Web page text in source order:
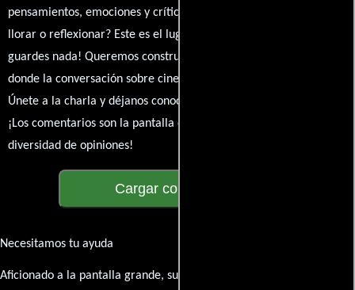
pensamientos, emociones y críticas sobre S.W.A.T.. ¿Te hizo reír,
llorar o reflexionar? Este es el lugar para expresarlo. ¡No te
guardes nada! Queremos construir una comunidad apasionada
donde la conversación sobre cine y series nunca se detenga.
Únete a la charla y déjanos conocer tu mundo cinematográfico.
¡Los comentarios son la pantalla donde se proyecta nuestra
diversidad de opiniones!
Cargar comentarios
Necesitamos tu ayuda
Aficionado a la pantalla grande, su participación es clave para hacer